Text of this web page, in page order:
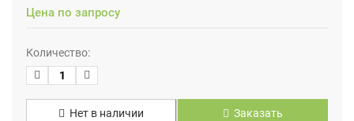
Цена по запросу
Количество:
Нет в наличии Заказать